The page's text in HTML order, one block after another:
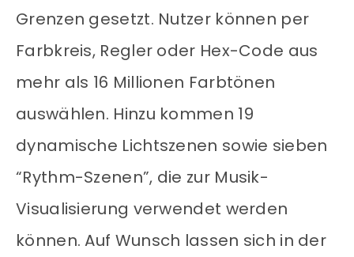
Grenzen gesetzt. Nutzer können per
Farbkreis, Regler oder Hex-Code aus
mehr als 16 Millionen Farbtönen
auswählen. Hinzu kommen 19
dynamische Lichtszenen sowie sieben
“Rythm-Szenen”, die zur Musik-
Visualisierung verwendet werden
können. Auf Wunsch lassen sich in der